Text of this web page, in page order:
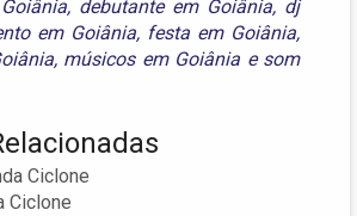
, debutante em Goiânia, dj
em Goiânia, festa em Goiânia,
, músicos em Goiânia e som
Ciclone
Ciclone